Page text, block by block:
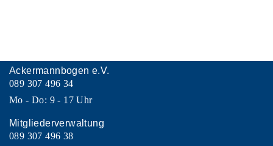
Ackermannbogen e.V.
089 307 496 34
Mo - Do: 9 - 17 Uhr
Mitgliederverwaltung
089 307 496 38